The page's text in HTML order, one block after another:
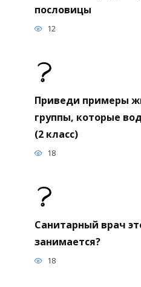
пословицы
12
Приведи примеры
группы, которые
(2 класс)
18
Санитарный врач
занимается?
18